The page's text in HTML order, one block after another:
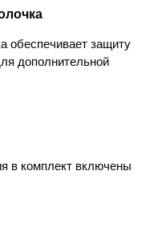
обеспечивает защиту
дополнительной
в комплект включены